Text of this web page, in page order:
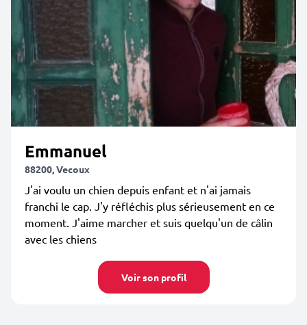
Emmanuel
88200, Vecoux
J'ai voulu un chien depuis enfant et n'ai jamais
franchi le cap. J'y réfléchis plus sérieusement en ce
moment. J'aime marcher et suis quelqu'un de câlin
avec les chiens
Voir son profil